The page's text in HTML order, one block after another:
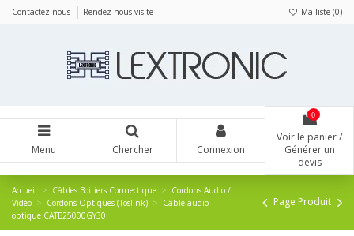
Contactez-nous Rendez-nous visite Ma liste (0)
Menu Chercher Connexion
0
Voir le panier /
Générer un
devis
Accueil Câbles Boitiers Connectique
Cordons Audio /
Vidéo
Cordons Optiques (Toslink)
Câble audio
optique CATB25000GY30
Page Produit
Panneau de gestion des cookies